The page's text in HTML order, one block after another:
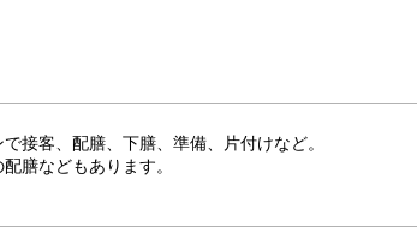
接客、配膳、下膳、準備、片付けなど。
膳などもあります。